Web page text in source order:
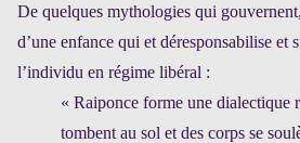
De quelques mythologies qui
d’une enfance qui et déresponsabilise et
l’individu en régime libéral :
« Raiponce forme une dialectique
tombent au sol et des corps se